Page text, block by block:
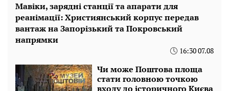
Мавіки, зарядні станції та апарати для
реанімації: Християнський корпус передав
вантаж на Запорізький та Покровський
напрямки
16:30 07.08
Чи може Поштова площа
стати головною точкою
входу до історичного Києва